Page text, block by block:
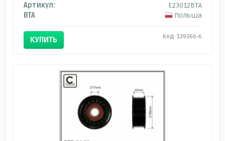
Артикул:
E23012BTA
BTA
Польша
КУПИТЬ Код: 139366-6